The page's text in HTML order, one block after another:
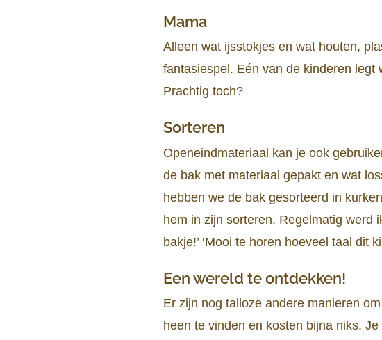
Mama
Alleen wat ijsstokjes en wat houten,
fantasiespel. Eén van de kinderen
Prachtig toch?
Sorteren
Openeindmateriaal kan je ook
de bak met materiaal gepakt en wat
hebben we de bak gesorteerd in
hem in zijn sorteren. Regelmatig werd
bakje!’ ‘Mooi te horen hoeveel taal dit
Een wereld te ontdekken!
Er zijn nog talloze andere manieren
heen te vinden en kosten bijna niks.